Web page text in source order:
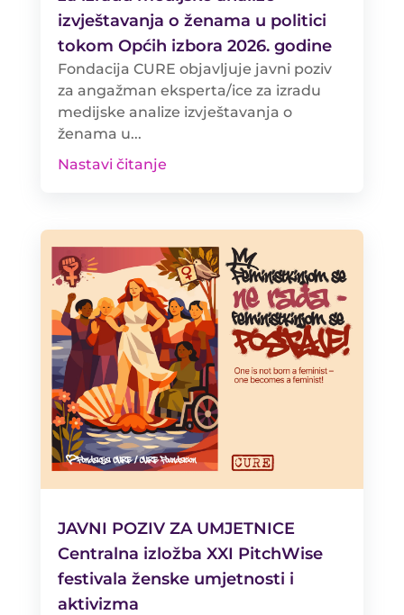
izvještavanja o ženama u politici
tokom Općih izbora 2026. godine
Fondacija CURE objavljuje javni poziv
za angažman eksperta/ice za izradu
medijske analize izvještavanja o
ženama u...
Nastavi čitanje
JAVNI POZIV ZA UMJETNICE
Centralna izložba XXI PitchWise
festivala ženske umjetnosti i
aktivizma